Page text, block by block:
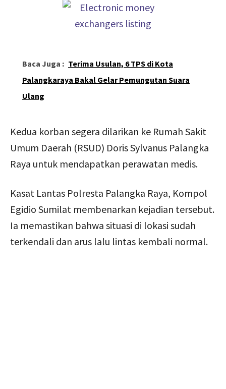
Baca Juga : Terima Usulan, 6 TPS di Kota
Palangkaraya Bakal Gelar Pemungutan Suara
Ulang
Kedua korban segera dilarikan ke Rumah Sakit
Umum Daerah (RSUD) Doris Sylvanus Palangka
Raya untuk mendapatkan perawatan medis.
Kasat Lantas Polresta Palangka Raya, Kompol
Egidio Sumilat membenarkan kejadian tersebut.
Ia memastikan bahwa situasi di lokasi sudah
terkendali dan arus lalu lintas kembali normal.